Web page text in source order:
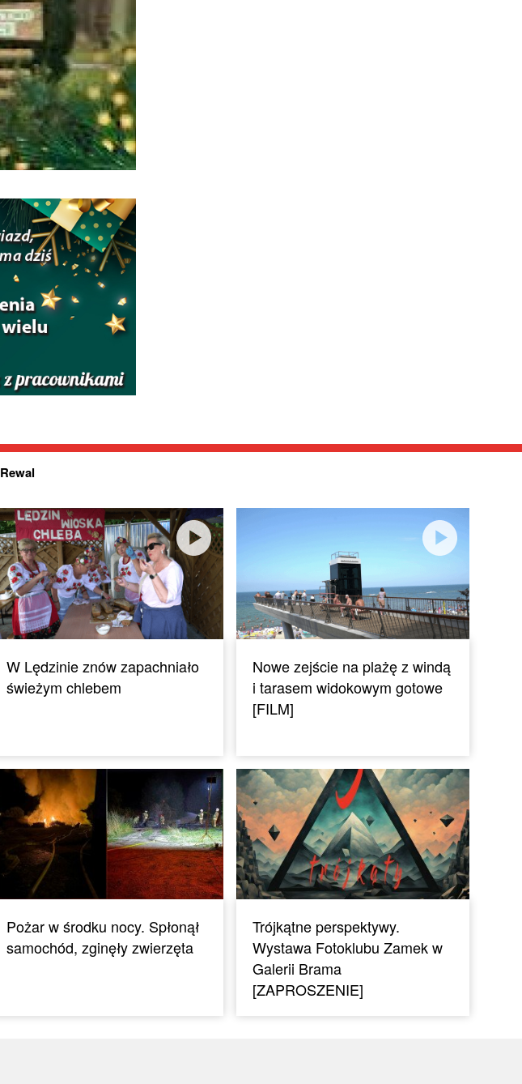
Rewal
W Lędzinie znów zapachniało
świeżym chlebem
Nowe zejście na plażę z windą
i tarasem widokowym gotowe
[FILM]
Pożar w środku nocy. Spłonął
samochód, zginęły zwierzęta
Trójkątne perspektywy.
Wystawa Fotoklubu Zamek w
Galerii Brama
[ZAPROSZENIE]